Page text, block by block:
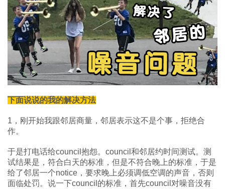
下面说说的我的解决方法
1，刚开始我跟邻居商量，邻居表示这不是个事，拒绝合
作。
于是打电话给council抱怨。council和邻居约时间测试。测
试结果是，符合白天的标准，但是不符合晚上的标准，于是
给了邻居一个notice，要求晚上必须调低空调的声音，否则
面临处罚。说一下council的标准，首先council对噪音没有